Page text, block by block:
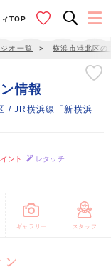
TOP
オ一覧 ＞ 横浜市港北区の
情報
/ JR横浜線「新横浜
ント レタッチ
ギャラリー スタッフ